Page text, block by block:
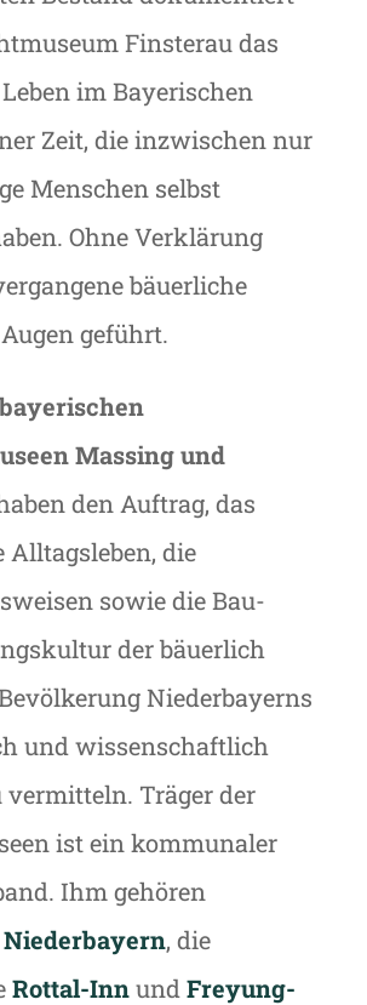
Finsterau das
im Bayerischen
Zeit, die inzwischen nur
Menschen selbst
Ohne Verklärung
bäuerliche
geführt.
Massing und
den Auftrag, das
die
sowie die Bau-
der bäuerlich
Niederbayerns
und wissenschaftlich
Träger der
ist ein kommunaler
Ihm gehören
, die
Rottal-Innund Freyung-